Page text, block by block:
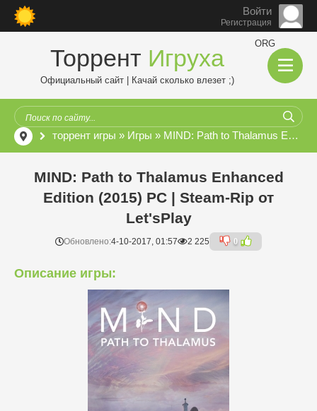
Войти
Регистрация
Торрент Игруха
ORG
Официальный сайт | Качай сколько влезет ;)
торрент игры » Игры » MIND: Path to Thalamus Enhanced Edition (2015) PC | Steam-Rip от Let'sРlay
MIND: Path to Thalamus Enhanced
Edition (2015) PC | Steam-Rip от
Let'sРlay
Обновлено:4-10-2017, 01:57 2 225 0
Описание игры: